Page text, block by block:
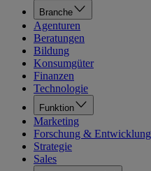
Branche
Agenturen
Beratungen
Bildung
Konsumgüter
Finanzen
Technologie
Funktion
Marketing
Forschung & Entwicklung
Strategie
Sales